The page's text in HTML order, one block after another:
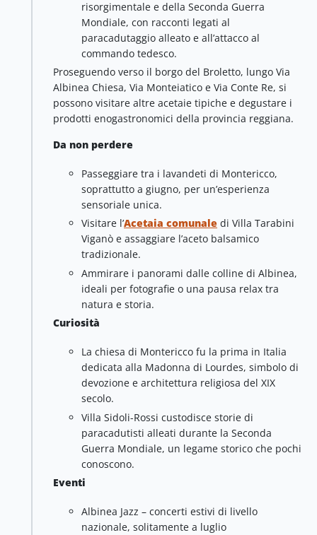
risorgimentale e della Seconda Guerra
Mondiale, con racconti legati al
paracadutaggio alleato e all’attacco al
commando tedesco.
Proseguendo verso il borgo del Broletto, lungo Via
Albinea Chiesa, Via Monteiatico e Via Conte Re, si
possono visitare altre acetaie tipiche e degustare i
prodotti enogastronomici della provincia reggiana.
Da non perdere
Passeggiare tra i lavandeti di Montericco,
soprattutto a giugno, per un’esperienza
sensoriale unica.
Visitare l’Acetaia comunale di Villa Tarabini
Viganò e assaggiare l’aceto balsamico
tradizionale.
Ammirare i panorami dalle colline di Albinea,
ideali per fotografie o una pausa relax tra
natura e storia.
Curiosità
La chiesa di Montericco fu la prima in Italia
dedicata alla Madonna di Lourdes, simbolo di
devozione e architettura religiosa del XIX
secolo.
Villa Sidoli-Rossi custodisce storie di
paracadutisti alleati durante la Seconda
Guerra Mondiale, un legame storico che pochi
conoscono.
Eventi
Albinea Jazz – concerti estivi di livello
nazionale, solitamente a luglio